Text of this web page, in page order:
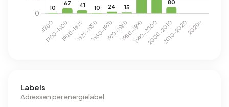
Labels
Adressen per energielabel